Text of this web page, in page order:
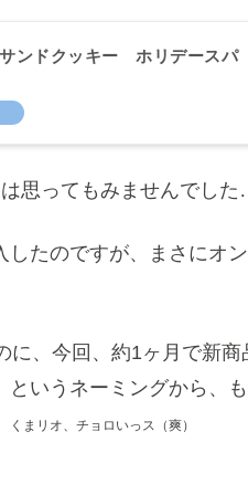
ンドクッキー ホリデースパ
思ってもみませんでした
たのですが、まさにオ
に、今回、約1ヶ月で新
いうネーミングから、も
くまリオ チョロいっス（爽）